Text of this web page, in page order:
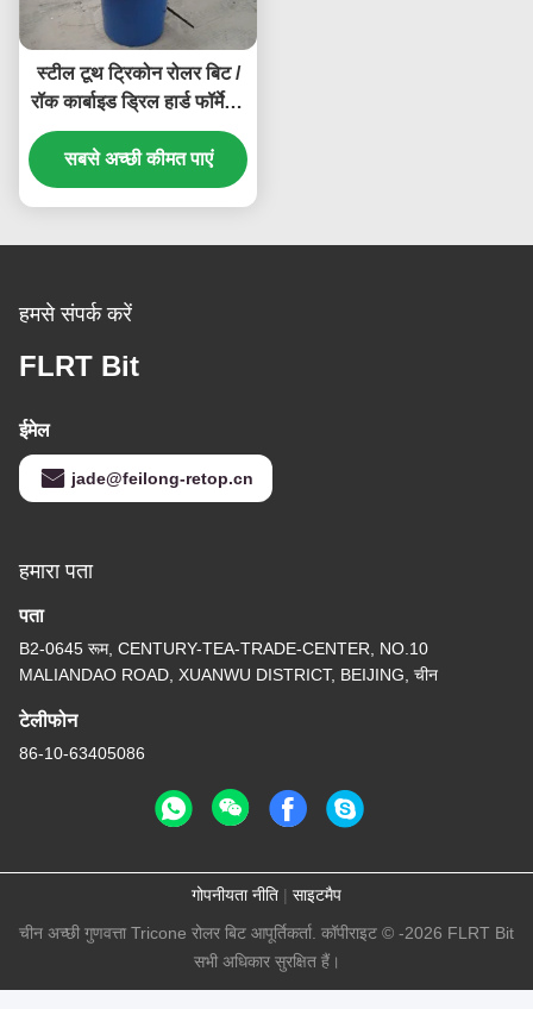
स्टील टूथ ट्रिकोन रोलर बिट /
रॉक कार्बाइड ड्रिल हार्ड फॉर्मेशन
के लिए काटता है
सबसे अच्छी कीमत पाएं
हमसे संपर्क करें
FLRT Bit
ईमेल
jade@feilong-retop.cn
हमारा पता
पता
B2-0645 रूम, CENTURY-TEA-TRADE-CENTER, NO.10
MALIANDAO ROAD, XUANWU DISTRICT, BEIJING, चीन
टेलीफोन
86-10-63405086
गोपनीयता नीति | साइटमैप
चीन अच्छी गुणवत्ता Tricone रोलर बिट आपूर्तिकर्ता. कॉपीराइट © -2026 FLRT Bit
सभी अधिकार सुरक्षित हैं।